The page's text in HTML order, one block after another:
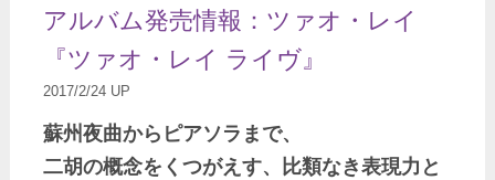
アルバム発売情報：ツァオ・レイ
『ツァオ・レイ ライヴ』
2017/2/24 UP
蘇州夜曲からピアソラまで、
二胡の概念をくつがえす、比類なき表現力と